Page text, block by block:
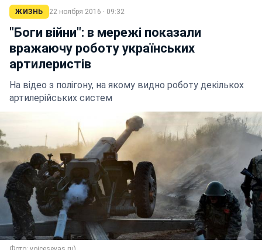
ЖИЗНЬ 22 ноября 2016 · 09:32
"Боги війни": в мережі показали
вражаючу роботу українських
артилеристів
На відео з полігону, на якому видно роботу декількох
артилерійських систем